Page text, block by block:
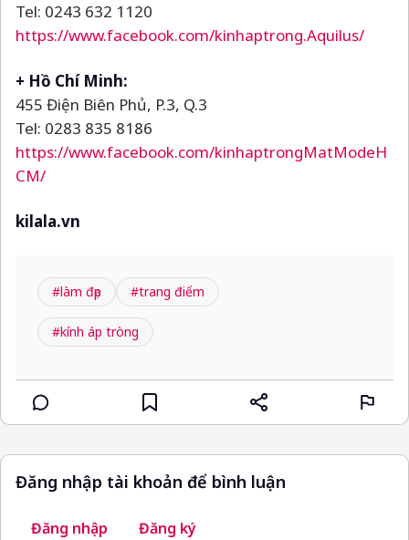
Tel: 0243 632 1120
https://www.facebook.com/kinhaptrong.Aquilus/
+ Hồ Chí Minh:
455 Điện Biên Phủ, P.3, Q.3
Tel: 0283 835 8186
https://www.facebook.com/kinhaptrongMatModeH
CM/
kilala.vn
#làm đẹp #trang điểm
#kính áp tròng
Đăng nhập tài khoản để bình luận
Đăng nhập Đăng ký